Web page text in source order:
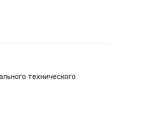
технического